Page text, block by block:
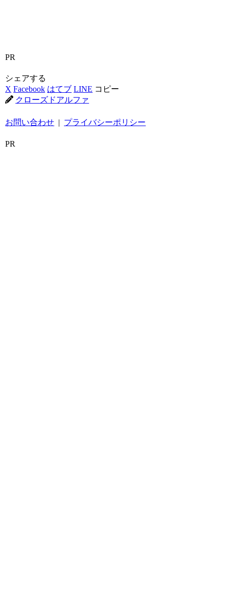
PR
シェアする
X Facebook はてブ LINE コピー
クローズドアルファ
お問い合わせ | プライバシーポリシー
PR